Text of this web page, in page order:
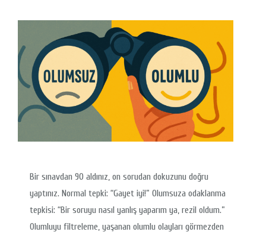
Bir sınavdan 90 aldınız, on sorudan dokuzunu doğru
yaptınız. Normal tepki: “Gayet iyi!” Olumsuza odaklanma
tepkisi: “Bir soruyu nasıl yanlış yaparım ya, rezil oldum.”
Olumluyu filtreleme, yaşanan olumlu olayları görmezden